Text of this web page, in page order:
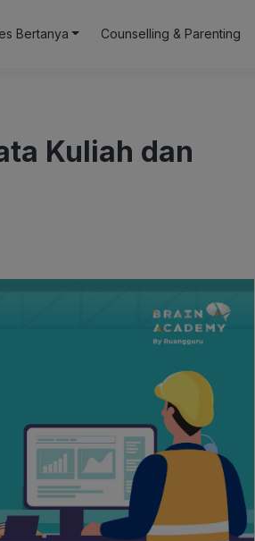
Bertanya Counselling & Parenting
Kuliah dan